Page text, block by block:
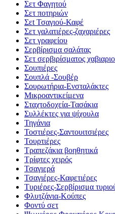
Σετ Φαγητού
Σετ ποτηριών
Σεt Τσαγιού-Καφέ
Σετ γαλατιέρες-ζαχαριέρες
Σετ γραφείου
Σερβίρισμα σαλάτας
Σετ σερβιρίσματος
Σουπιέρες
Σουπλά -Σουβέρ
Σουρωτήρια-Ενσταλάκτες
Μικροαντικείμενα
Σταχτοδοχεία-Τασάκια
Συλλέκτες για ψίχουλα
Τηγάνια
Τοστιέρες-Σαντουιτσιέρες
Τουρτιέρες
Τραπεζάκια βοηθητικά
Τρίφτες χειρός
Τσαγιερά
Τσαγιέρες-Καφετιέρες
Τυριέρες-Σερβίρισμα
Φλυτζάνια-Κούπες
Φοντύ σετ